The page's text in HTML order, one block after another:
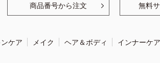
商品番号から注文 無料
ケア メイク ヘア＆ボディ インナーケ